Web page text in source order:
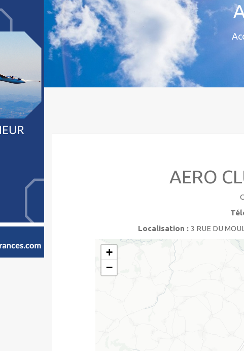
AERO
Localisation :3 RUE DU
+
−